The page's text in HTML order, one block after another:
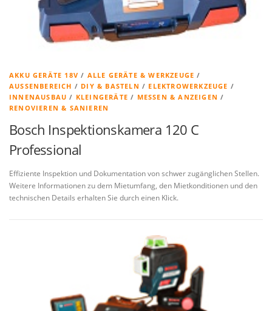
AKKU GERÄTE 18V / ALLE GERÄTE & WERKZEUGE /
AUSSENBEREICH
/ DIY & BASTELN / ELEKTROWERKZEUGE /
INNENAUSBAU / KLEINGERÄTE / MESSEN & ANZEIGEN /
RENOVIEREN & SANIEREN
Bosch Inspektionskamera 120 C
Professional
Effiziente Inspektion und Dokumentation von schwer zugänglichen Stellen.
Weitere Informationen zu dem Mietumfang, den Mietkonditionen und den
technischen Details erhalten Sie durch einen Klick.